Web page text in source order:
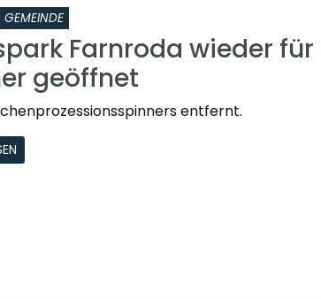
GEMEINDE
Farnroda wieder für
geöffnet
entfernt.